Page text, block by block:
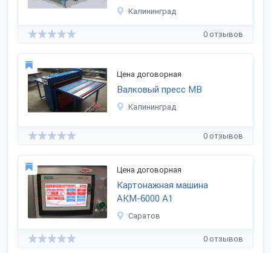
Калининград
0 отзывов
Цена договорная
Валковый пресс МВ
Калининград
0 отзывов
Цена договорная
Картонажная машина
АКМ-6000 А1
Саратов
0 отзывов